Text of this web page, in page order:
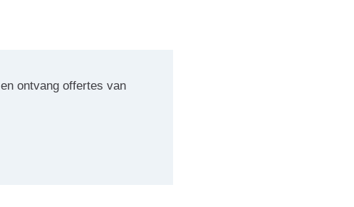
en ontvang offertes van